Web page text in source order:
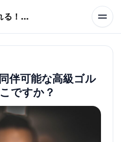
【全国】ペットと泊まれる！ホテル・旅館・ヴィラ
伴可能な高級ゴル
ですか？